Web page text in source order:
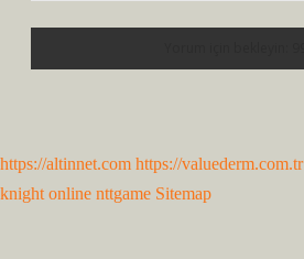
https://altinnet.com https://valuederm.com.tr
knight online nttgame Sitemap